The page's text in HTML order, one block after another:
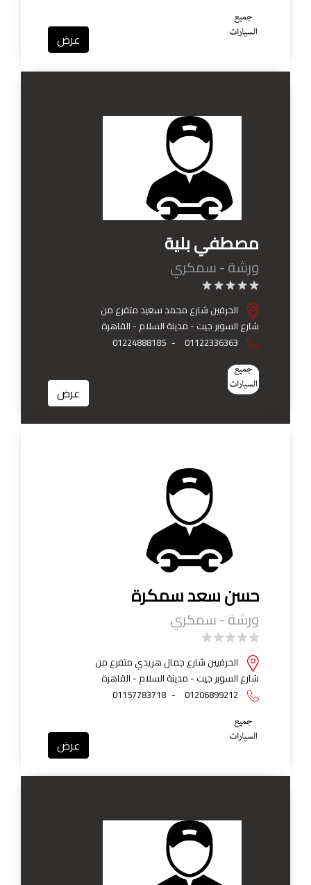
عرض
مصطفي بلية
ورشة - سمكري
الحرفين شارع محمد سعيد متفرع من
شارع السوبر جيت - مدينة السلام - القاهرة
01122336363
-
01224888185
عرض
حسن سعد سمكرة
ورشة - سمكري
الحرفيين شارع جمال هريدي متفرع من
شارع السوبر جيت - مدينة السلام - القاهرة
01206899212
-
01157783718
عرض